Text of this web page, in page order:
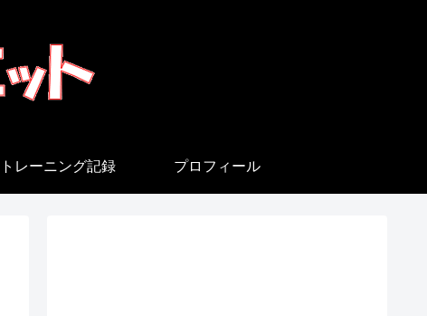
トレーニング記録 プロフィール